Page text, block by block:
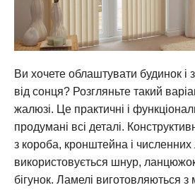
Ви хочете облаштувати будинок і
від сонця? Розгляньте такий
жалюзі. Це практичні і
продумані всі деталі.
з короба, кронштейна і
використовується шнур,
бігунок. Ламелі виготовляються з